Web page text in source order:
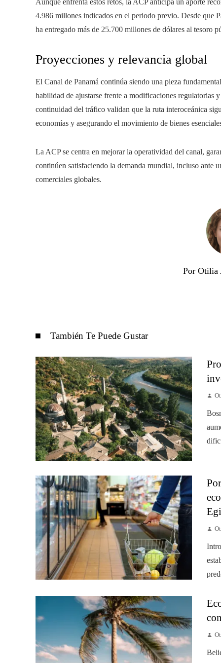
Aunque enfrenta estos retos, la ACP anticipa un aporte
4.986 millones indicados en el periodo previo. Desde que
ha entregado más de 25.700 millones de dólares al tesoro
Proyecciones y relevancia global
El Canal de Panamá continúa siendo una pieza
habilidad de ajustarse frente a modificaciones regulatorias
continuidad del tráfico validan que la ruta interoceánica
economías y asegurando el movimiento de bienes
La ACP se centra en mejorar la operatividad del canal,
continúen satisfaciendo la demanda mundial, incluso ante
comerciales globales.
Por Otilia
También Te Puede Gustar